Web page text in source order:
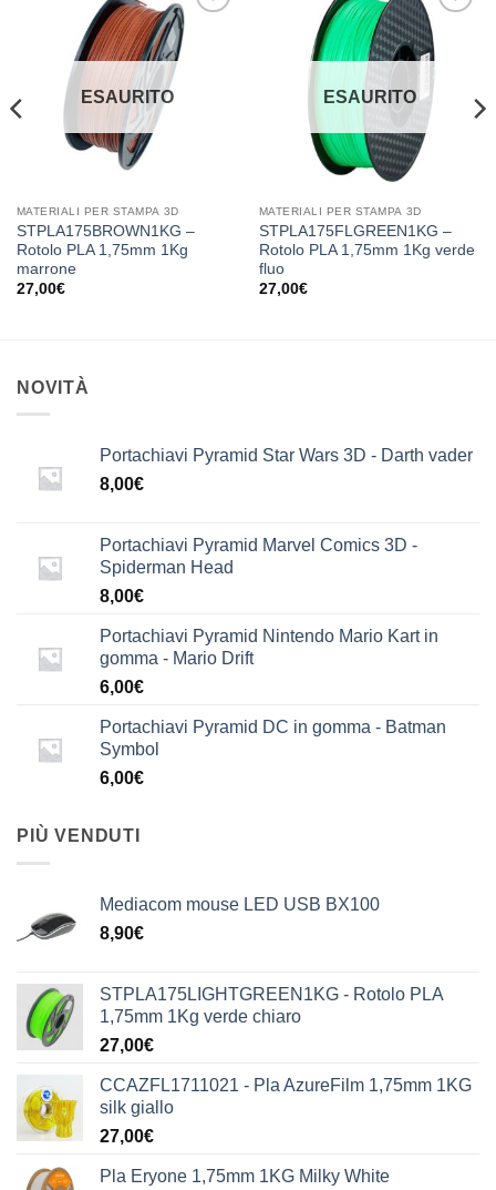
Aggiungi
alla lista
desideri
ESAURITO
MATERIALI PER STAMPA 3D
STPLA175BROWN1KG –
Rotolo PLA 1,75mm 1Kg
marrone
27,00€
Aggiungi
alla lista
dei
desideri
ESAURITO
MATERIALI PER STAMPA 3D
STPLA175FLGREEN1KG –
Rotolo PLA 1,75mm 1Kg verde
fluo
27,00€
NOVITÀ
Portachiavi Pyramid Star Wars 3D - Darth vader
8,00€
Portachiavi Pyramid Marvel Comics 3D -
Spiderman Head
8,00€
Portachiavi Pyramid Nintendo Mario Kart in
gomma - Mario Drift
6,00€
Portachiavi Pyramid DC in gomma - Batman
Symbol
6,00€
PIÙ VENDUTI
Mediacom mouse LED USB BX100
8,90€
STPLA175LIGHTGREEN1KG - Rotolo PLA
1,75mm 1Kg verde chiaro
27,00€
CCAZFL1711021 - Pla AzureFilm 1,75mm 1KG
silk giallo
27,00€
Pla Eryone 1,75mm 1KG Milky White